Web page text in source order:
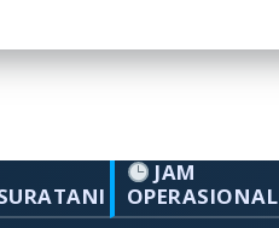
JAM
OPERASIONAL